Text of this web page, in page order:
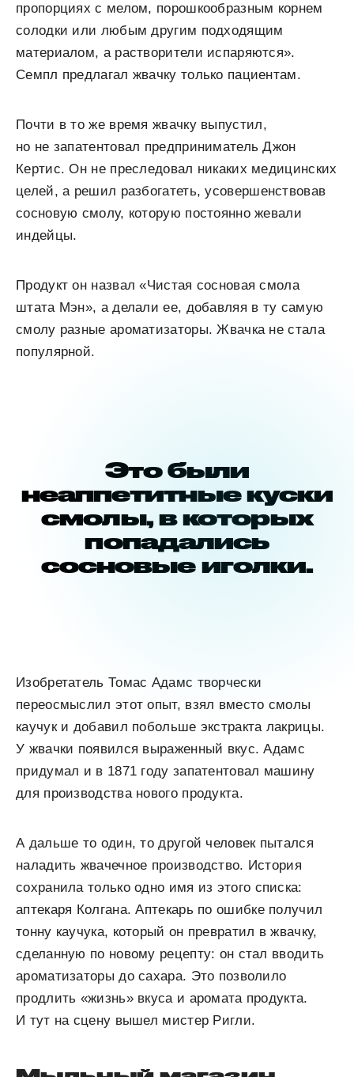
пропорциях с мелом, порошкообразным корнем
солодки или любым другим подходящим
материалом, а растворители испаряются».
Семпл предлагал жвачку только пациентам.
Почти в то же время жвачку выпустил,
но не запатентовал предприниматель Джон
Кертис. Он не преследовал никаких медицинских
целей, а решил разбогатеть, усовершенствовав
сосновую смолу, которую постоянно жевали
индейцы.
Продукт он назвал «Чистая сосновая смола
штата Мэн», а делали ее, добавляя в ту самую
смолу разные ароматизаторы. Жвачка не стала
популярной.
Это были
неаппетитные куски
смолы, в которых
попадались
сосновые иголки.
Изобретатель Томас Адамс творчески
переосмыслил этот опыт, взял вместо смолы
каучук и добавил побольше экстракта лакрицы.
У жвачки появился выраженный вкус. Адамс
придумал и в 1871 году запатентовал машину
для производства нового продукта.
А дальше то один, то другой человек пытался
наладить жвачечное производство. История
сохранила только одно имя из этого списка:
аптекаря Колгана. Аптекарь по ошибке получил
тонну каучука, который он превратил в жвачку,
сделанную по новому рецепту: он стал вводить
ароматизаторы до сахара. Это позволило
продлить «жизнь» вкуса и аромата продукта.
И тут на сцену вышел мистер Ригли.